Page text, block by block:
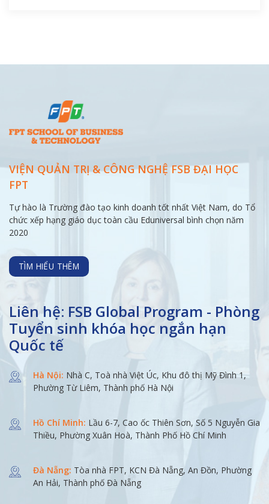
VIỆN QUẢN TRỊ & CÔNG NGHỆ FSB ĐẠI HỌC
FPT
Tự hào là Trường đào tạo kinh doanh tốt nhất Việt Nam, do Tổ
chức xếp hạng giáo dục toàn cầu Eduniversal bình chọn năm
2020
TÌM HIỂU THÊM
Liên hệ: FSB Global Program - Phòng
Tuyển sinh khóa học ngắn hạn
Quốc tế
Hà Nội: Nhà C, Toà nhà Việt Úc, Khu đô thị Mỹ Đình 1,
Phường Từ Liêm, Thành phố Hà Nội
Hồ Chí Minh: Lầu 6-7, Cao ốc Thiên Sơn, Số 5 Nguyễn Gia
Thiều, Phường Xuân Hoà, Thành Phố Hồ Chí Minh
Đà Nẵng: Tòa nhà FPT, KCN Đà Nẵng, An Đồn, Phường
An Hải, Thành phố Đà Nẵng